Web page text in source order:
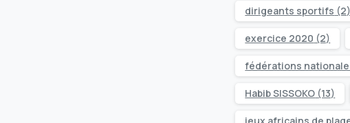
dirigeants sportifs (2)
exercice 2020 (2)
fédérations
Habib SISSOKO (13)